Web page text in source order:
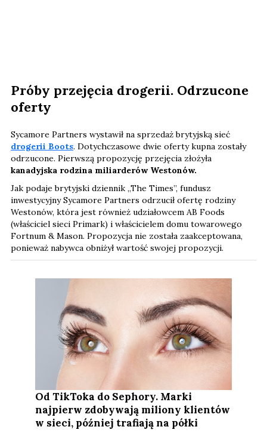
Próby przejęcia drogerii. Odrzucone
oferty
Sycamore Partners wystawił na sprzedaż brytyjską sieć
drogerii Boots. Dotychczasowe dwie oferty kupna zostały
odrzucone. Pierwszą propozycję przejęcia złożyła
kanadyjska rodzina miliarderów Westonów.
Jak podaje brytyjski dziennik „The Times”, fundusz
inwestycyjny Sycamore Partners odrzucił ofertę rodziny
Westonów, która jest również udziałowcem AB Foods
(właściciel sieci Primark) i właścicielem domu towarowego
Fortnum & Mason. Propozycja nie została zaakceptowana,
ponieważ nabywca obniżył wartość swojej propozycji.
Od TikToka do Sephory. Marki
najpierw zdobywają miliony klientów
w sieci, później trafiają na półki